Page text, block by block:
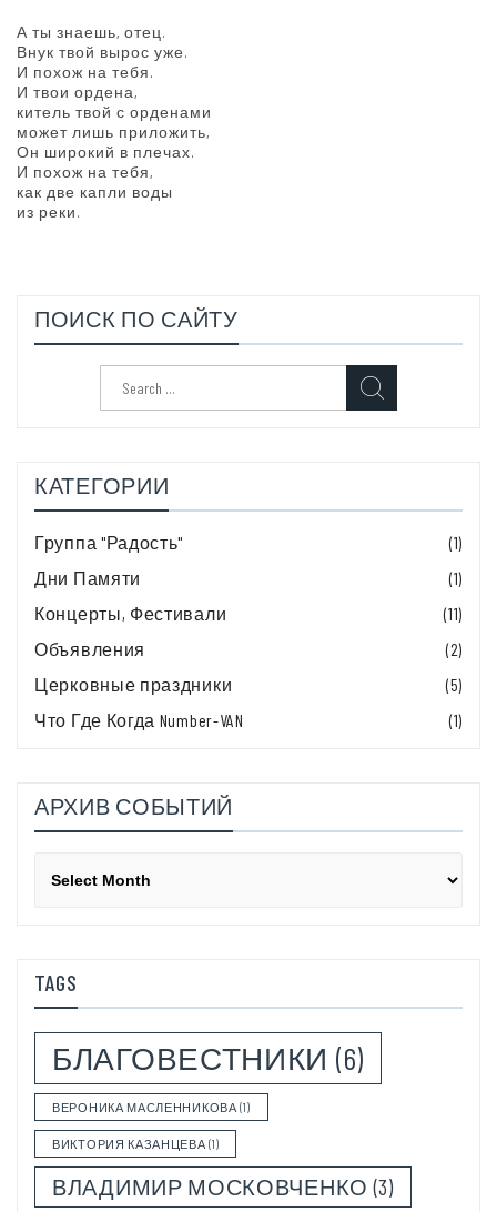
А ты знаешь, отец.
Внук твой вырос уже.
И похож на тебя.
И твои ордена,
китель твой с орденами
может лишь приложить,
Он широкий в плечах.
И похож на тебя,
как две капли воды
из реки.
ПОИСК ПО САЙТУ
КАТЕГОРИИ
Группа "Радость"
(1)
Дни Памяти
(1)
Концерты, Фестивали
(11)
Объявления
(2)
Церковные праздники
(5)
Что Где Когда Number-VAN
(1)
АРХИВ СОБЫТИЙ
событий
TAGS
БЛАГОВЕСТНИКИ (6)
ВЕРОНИКА МАСЛЕННИКОВА (1)
ВИКТОРИЯ КАЗАНЦЕВА (1)
ВЛАДИМИР МОСКОВЧЕНКО (3)